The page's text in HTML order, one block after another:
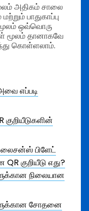
அதிகம் சாலை
பாதுகாப்பு
மூலம் ஒவ்வொரு
மூலம் தானாகவே
கொள்ளலாம்.
எப்படி
லைசன்ஸ் பிளேட்
குறியீடு எது?
நிலையான
சோதனை